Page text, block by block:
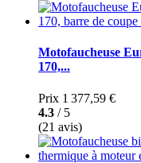
Motofaucheuse
170,...
Prix 1 377,59 €
4.3 / 5
(21 avis)